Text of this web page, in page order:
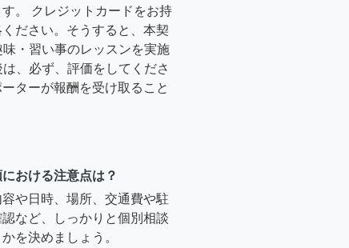
。 クレジットカードをお持
ださい。そうすると、本契
・習い事のレッスンを実施
、必ず、評価をしてくださ
ターが報酬を受け取ること
おける注意点は？
や日時、場所、交通費や駐
など、しっかりと個別相談
を決めましょう。